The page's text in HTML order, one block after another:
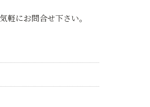
にお問合せ下さい。